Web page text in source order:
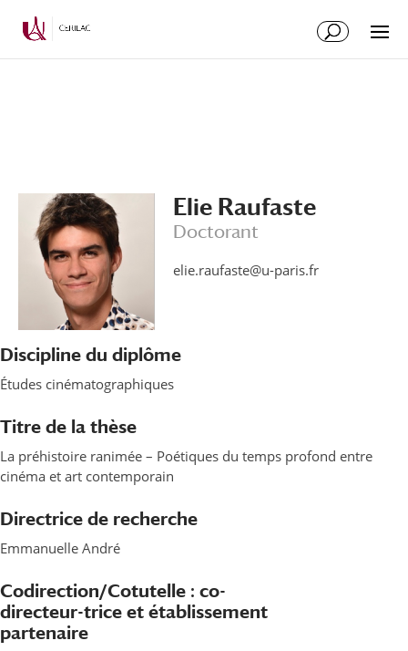
Elie Raufaste
Doctorant
elie.raufaste@u-paris.fr
Discipline du diplôme
Études cinématographiques
Titre de la thèse
La préhistoire ranimée – Poétiques du temps profond entre
cinéma et art contemporain
Directrice de recherche
Emmanuelle André
Codirection/Cotutelle : co-
directeur-trice et établissement
partenaire